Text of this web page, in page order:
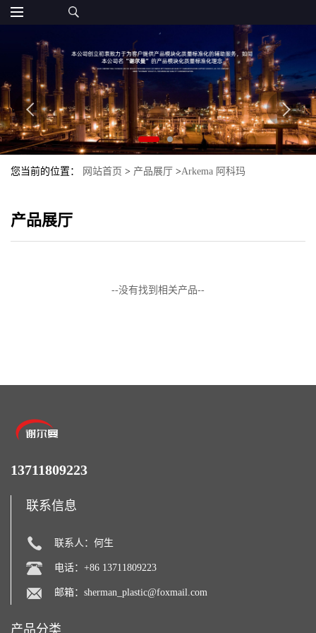
您当前的位置： 网站首页 > 产品展厅 >Arkema 阿科玛
产品展厅
--没有找到相关产品--
13711809223
联系信息
联系人：何生
电话：+86 13711809223
邮箱： sherman_plastic@foxmail.com
产品分类